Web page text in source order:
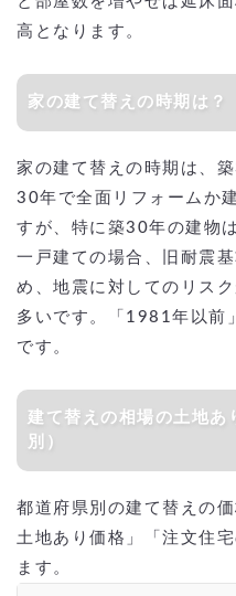
高となります。
家の建て替えの時期は？
家の建て替えの時期は、
30年で全面リフォームか
すが、特に築30年の建物
一戸建ての場合、旧耐震
め、地震に対してのリス
多いです。「1981年以前
です。
建て替えの相場の土地あり・土地なし価格（都道府県
別）
都道府県別の建て替えの
土地あり価格」「注文住
ます。